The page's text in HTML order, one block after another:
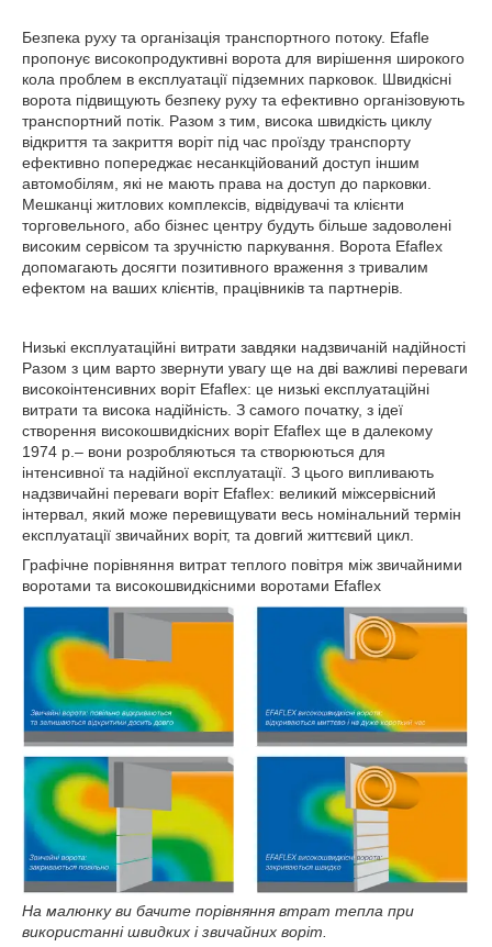
Безпека руху та організація транспортного потоку. Efafle
пропонує високопродуктивні ворота для вирішення широкого
кола проблем в експлуатації підземних парковок. Швидкісні
ворота підвищують безпеку руху та ефективно організовують
транспортний потік. Разом з тим, висока швидкість циклу
відкриття та закриття воріт під час проїзду транспорту
ефективно попереджає несанкційований доступ іншим
автомобілям, які не мають права на доступ до парковки.
Мешканці житлових комплексів, відвідувачі та клієнти
торговельного, або бізнес центру будуть більше задоволені
високим сервісом та зручністю паркування. Ворота Efaflex
допомагають досягти позитивного враження з тривалим
ефектом на ваших клієнтів, працівників та партнерів.
Низькі експлуатаційні витрати завдяки надзвичаній надійності
Разом з цим варто звернути увагу ще на дві важливі переваги
високоінтенсивних воріт Efaflex: це низькі експлуатаційні
витрати та висока надійність. З самого початку, з ідеї
створення високошвидкісних воріт Efaflex ще в далекому
1974 р. – вони розробляються та створюються для
інтенсивної та надійної експлуатації. З цього випливають
надзвичайні переваги воріт Efaflex: великий міжсервісний
інтервал, який може перевищувати весь номінальний термін
експлуатації звичайних воріт, та довгий життєвий цикл.
Графічне порівняння витрат теплого повітря між звичайними
воротами та високошвидкісними воротами Efaflex
На малюнку ви бачите порівняння втрат тепла при
використанні швидких і звичайних воріт.